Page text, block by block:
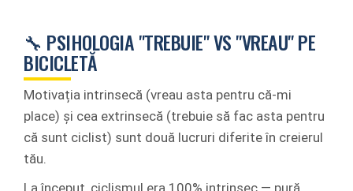
🔧 PSIHOLOGIA "TREBUIE" VS "VREAU" PE
BICICLETĂ
Motivația intrinsecă (vreau asta pentru că-mi
place) și cea extrinsecă (trebuie să fac asta pentru
că sunt ciclist) sunt două lucruri diferite în creierul
tău.
La început, ciclismul era 100% intrinsec — pură